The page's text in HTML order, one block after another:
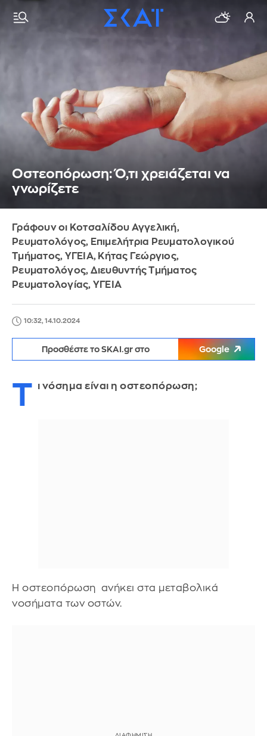
Οστεοπόρωση: Ό,τι χρειάζεται να
γνωρίζετε
Γράφουν οι Κοτσαλίδου Αγγελική,
Ρευματολόγος, Επιμελήτρια Ρευματολογικού
Τμήματος, ΥΓΕΙΑ, Κήτας Γεώργιος,
Ρευματολόγος, Διευθυντής Τμήματος
Ρευματολογίας, ΥΓΕΙΑ
10:32, 14.10.2024
Προσθέστε το SKAI.gr στο Google
Τ ι νόσημα είναι η οστεοπόρωση;
Η οστεοπόρωση ανήκει στα μεταβολικά
νοσήματα των οστών.